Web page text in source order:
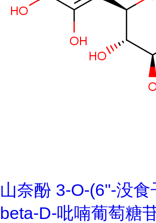
山奈酚 3-O-(6''-没食
beta-D-吡喃葡萄糖